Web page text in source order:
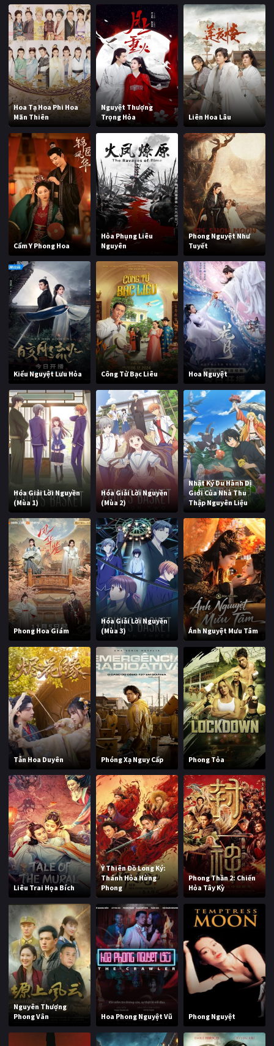
Hoa Tạ Hoa Phi Hoa
Mãn Thiên
Nguyệt Thượng
Trọng Hỏa
Liên Hoa Lâu
Cẩm Y Phong Hoa
Hỏa Phụng Liêu
Nguyên
Phong Nguyệt Như
Tuyết
Kiểu Nguyệt Lưu Hỏa Công Tử Bạc Liêu Hoa Nguyệt
Hóa Giải Lời Nguyền
(Mùa 1)
Hóa Giải Lời Nguyền
(Mùa 2)
Nhật Ký Du Hành Dị
Giới Của Nhà Thu
Thập Nguyên Liệu
Phong Hoa Giám
Hóa Giải Lời Nguyền
(Mùa 3)
Ánh Nguyệt Mưu Tâm
Tẫn Hoa Duyên Phóng Xạ Nguy Cấp Phong Tỏa
Liêu Trai Họa Bích
Ỷ Thiên Đồ Long Ký:
Thánh Hỏa Hùng
Phong
Phong Thần 2: Chiến
Hỏa Tây Kỳ
Nguyên Thượng
Phong Vân
Hoa Phong Nguyệt Vũ Phong Nguyệt